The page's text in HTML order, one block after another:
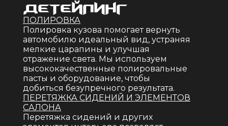
ДЕТЕЙЛИНГ
ПОЛИРОВКА
полировка кузова помогает вернуть
автомобилю идеальный вид, устраняя
мелкие царапины и улучшая
отражение света. Мы используем
высококачественные полировальные
пасты и оборудование, чтобы
добиться безупречного результата.
ПЕРЕТЯЖКА СИДЕНИЙ И ЭЛЕМЕНТОВ
САЛОНА
перетяжка сидений и других